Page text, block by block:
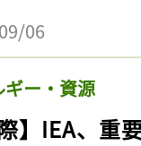
06
ギー・資源
際】IEA、